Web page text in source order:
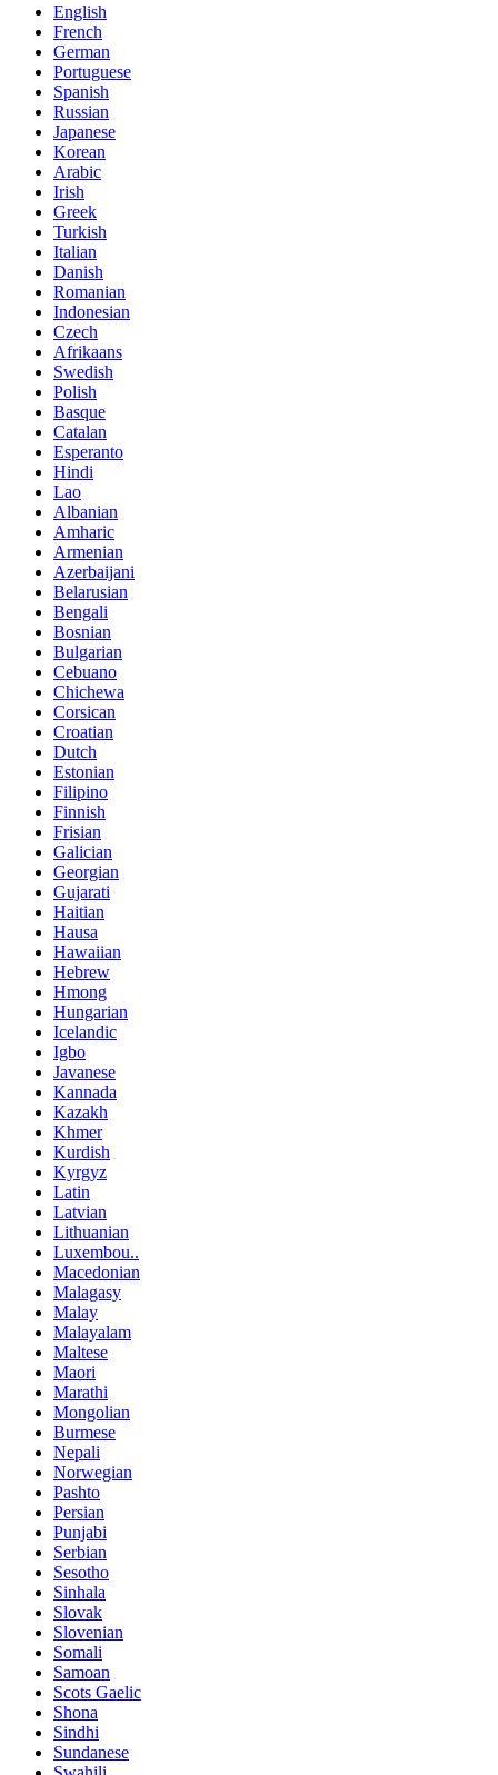
English
French
German
Portuguese
Spanish
Russian
Japanese
Korean
Arabic
Irish
Greek
Turkish
Italian
Danish
Romanian
Indonesian
Czech
Afrikaans
Swedish
Polish
Basque
Catalan
Esperanto
Hindi
Lao
Albanian
Amharic
Armenian
Azerbaijani
Belarusian
Bengali
Bosnian
Bulgarian
Cebuano
Chichewa
Corsican
Croatian
Dutch
Estonian
Filipino
Finnish
Frisian
Galician
Georgian
Gujarati
Haitian
Hausa
Hawaiian
Hebrew
Hmong
Hungarian
Icelandic
Igbo
Javanese
Kannada
Kazakh
Khmer
Kurdish
Kyrgyz
Latin
Latvian
Lithuanian
Luxembou..
Macedonian
Malagasy
Malay
Malayalam
Maltese
Maori
Marathi
Mongolian
Burmese
Nepali
Norwegian
Pashto
Persian
Punjabi
Serbian
Sesotho
Sinhala
Slovak
Slovenian
Somali
Samoan
Scots Gaelic
Shona
Sindhi
Sundanese